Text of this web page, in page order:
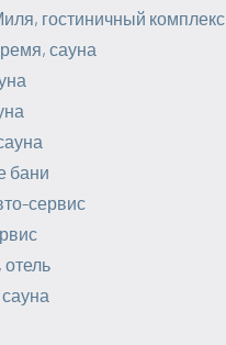
гостиничный комплекс
сауна
бани
сервис
отель